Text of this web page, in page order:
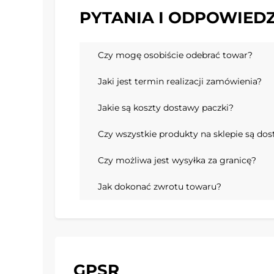
PYTANIA I
Czy mogę osobiście odebrać towar?
Jaki jest termin realizacji zamówienia?
Jakie są koszty dostawy paczki?
Czy wszystkie produkty na sklepie są
Czy możliwa jest wysyłka za granicę?
Jak dokonać zwrotu towaru?
GPSR